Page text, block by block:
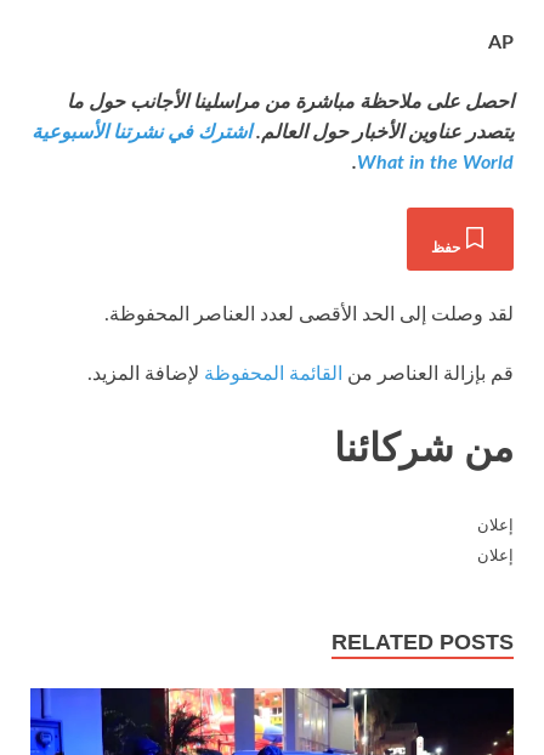
AP
احصل على ملاحظة مباشرة من مراسلينا الأجانبحول ما
يتصدر عناوين الأخبار حول العالم.اشترك في نشرتنا الأسبوعية
What in the World
.
حفظ
لقد وصلت إلى الحد الأقصى لعدد العناصر المحفوظة.
قم بإزالة العناصر من القائمة المحفوظة لإضافة المزيد.
من شركائنا
إعلان
إعلان
RELATED POSTS